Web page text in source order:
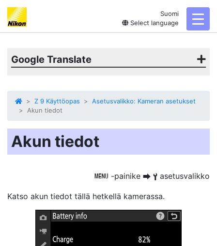
Suomi
Select language
Google Translate
Z 9 Käyttöopas
Asetusvalikko: Kameran asetukset
Akun tiedot
Akun tiedot
G -painike U B asetusvalikko
Katso akun tiedot tällä hetkellä kamerassa.